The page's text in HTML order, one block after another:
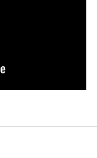
の様に、星形に見える
く」…上品且つ、格好良